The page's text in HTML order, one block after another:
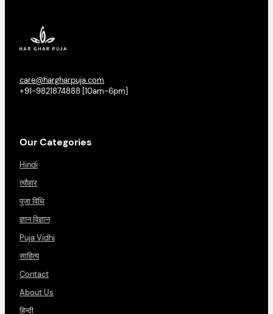
care@hargharpuja.com
+91-9821874888 [10am-6pm]
Our Categories
Hindi
त्यौहार
पूजा विधि
ज्ञान विज्ञान
Puja Vidhi
साहित्य
Contact
About Us
हिन्दी